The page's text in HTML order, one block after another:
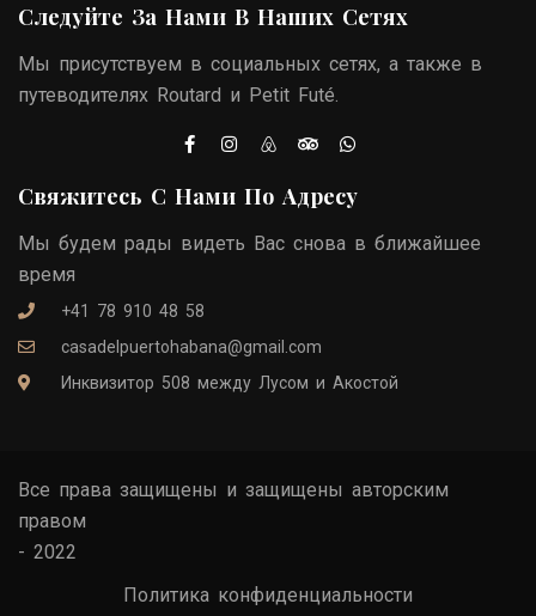
Следуйте За Нами В Наших Сетях
Мы присутствуем в социальных сетях, а также в
путеводителях Routard и Petit Futé.
Свяжитесь С Нами По Адресу
Мы будем рады видеть Вас снова в ближайшее
время
+41 78 910 48 58
casadelpuertohabana@gmail.com
Инквизитор 508 между Лусом и Акостой
Все права защищены и защищены авторским
правом
- 2022
Политика конфиденциальности